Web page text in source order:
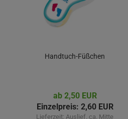
Handtuch-Füßchen
ab 2,50 EUR
Einzelpreis: 2,60 EUR
Lieferzeit:Auslief. ca. Mitte